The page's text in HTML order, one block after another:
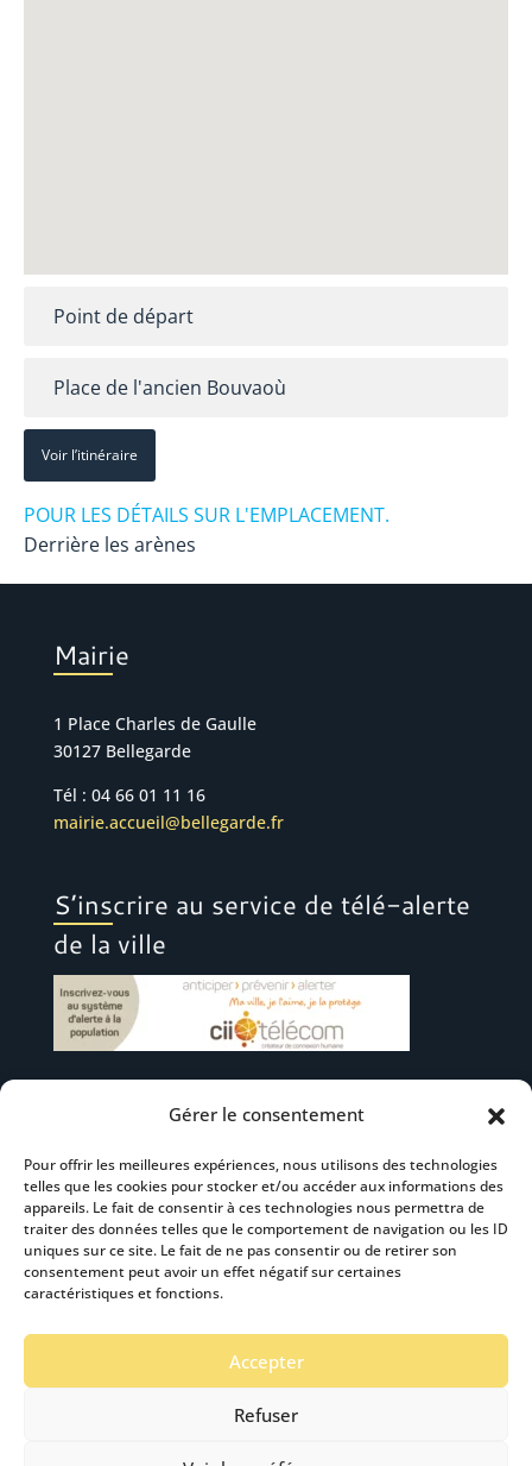
Gérer le consentement
Pour offrir les meilleures expériences, nous utilisons des technologies
telles que les cookies pour stocker et/ou accéder aux informations des
appareils. Le fait de consentir à ces technologies nous permettra de
traiter des données telles que le comportement de navigation ou les ID
uniques sur ce site. Le fait de ne pas consentir ou de retirer son
consentement peut avoir un effet négatif sur certaines
caractéristiques et fonctions.
Accepter
Refuser
Voir l’itinéraire
POUR LES DÉTAILS SUR L'EMPLACEMENT.
Derrière les arènes
Mairie
1 Place Charles de Gaulle
30127 Bellegarde
Tél : 04 66 01 11 16
mairie.accueil@bellegarde.fr
S’inscrire au service de télé-alerte
de la ville
Suivez-nous
S’abonner à la newsletter